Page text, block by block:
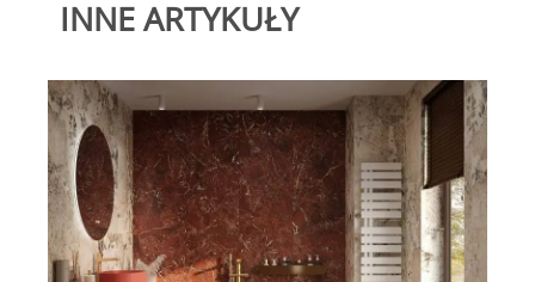
INNE ARTYKUŁY